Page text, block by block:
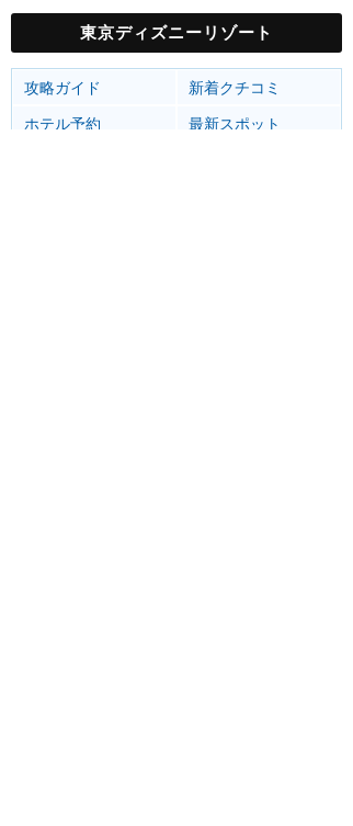
東京ディズニーリゾート
攻略ガイド
新着クチコミ
ホテル予約
最新スポット